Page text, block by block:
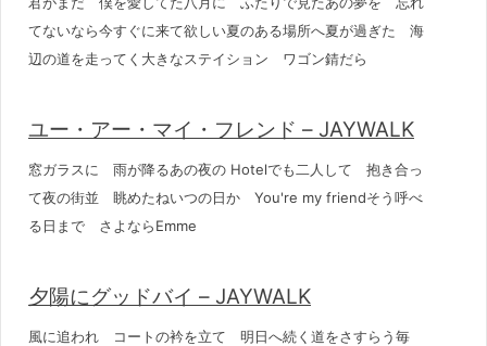
てないなら今すぐに来て欲しい夏のある場所へ夏が過ぎた 海
辺の道を走ってく大きなステイション ワゴン錆だら
ユー・アー・マイ・フレンド – JAYWALK
窓ガラスに 雨が降るあの夜の Hotelでも二人して 抱き合っ
て夜の街並 眺めたねいつの日か You're my friendそう呼べ
る日まで さよならEmme
夕陽にグッドバイ – JAYWALK
風に追われ コートの衿を立て 明日へ続く道をさすらう毎